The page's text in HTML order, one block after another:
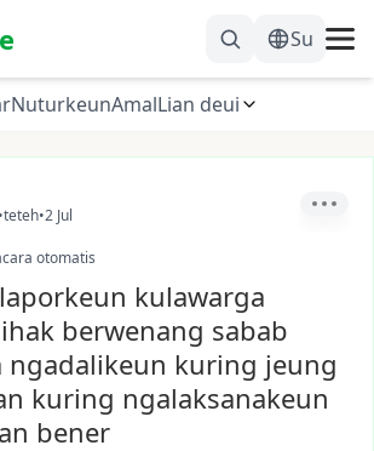
Su
NuturkeunAmalLian deui
•teteh•2 Jul
otomatis
kulawarga
berwenang sabab
ngadalikeun kuring jeung
kuring ngalaksanakeun
bener